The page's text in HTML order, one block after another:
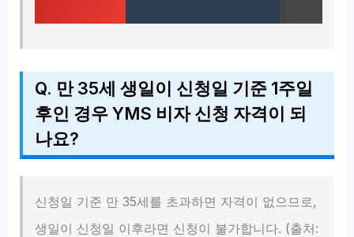
Q. 만 35세 생일이 신청일 기준 1주일
후인 경우 YMS 비자 신청 자격이 되
나요?
신청일 기준 만 35세를 초과하면 자격이 없으므로,
생일이 신청일 이후라면 신청이 불가합니다. (출처: